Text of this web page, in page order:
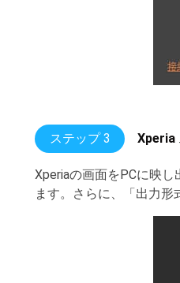
ステップ 3 Xperia
Xperiaの画面をPCに映
ます。さらに、「出力形